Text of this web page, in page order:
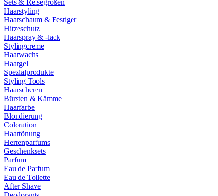
Sets & Reisegrößen
Haarstyling
Haarschaum & Festiger
Hitzeschutz
Haarspray & -lack
Stylingcreme
Haarwachs
Haargel
Spezialprodukte
Styling Tools
Haarscheren
Bürsten & Kämme
Haarfarbe
Blondierung
Coloration
Haartönung
Herrenparfums
Geschenksets
Parfum
Eau de Parfum
Eau de Toilette
After Shave